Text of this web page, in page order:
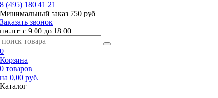
8 (495) 180 41 21
Минимальный заказ 750 руб
Заказать звонок
пн-пт: с 9.00 до 18.00
0
Корзина
0 товаров
на 0,00 руб.
Каталог